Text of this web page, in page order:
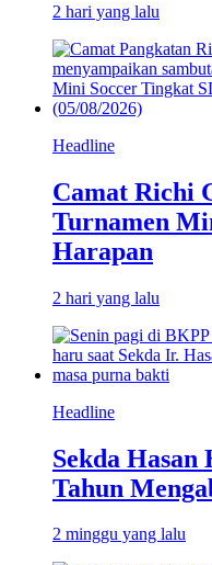
2 hari yang lalu
Headline
Camat Richi
Turnamen
Harapan
2 hari yang lalu
Headline
Sekda
Tahun
2 minggu yang lalu